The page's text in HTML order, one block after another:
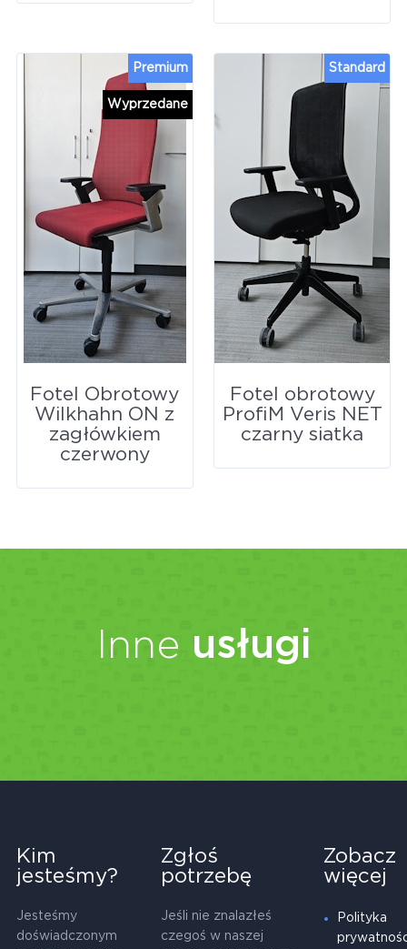
Wyprzedane
Premium
Fotel Obrotowy
Wilkhahn ON z
zagłówkiem
czerwony
Standard
Fotel obrotowy
ProfiM Veris NET
czarny siatka
Inne usługi
Kim
jesteśmy?
Jesteśmy
doświadczonym
Zgłoś
potrzebę
Jeśli nie znalazłeś
czegoś w naszej
Zobacz
więcej
Polityka